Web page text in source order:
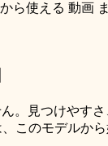
ら使える 動画
。見つけやす
は、このモデ